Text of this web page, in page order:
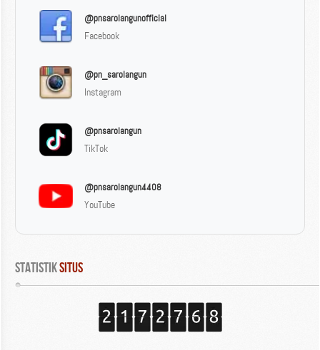
@pnsarolangunofficial
Facebook
@pn_sarolangun
Instagram
@pnsarolangun
TikTok
@pnsarolangun4408
YouTube
Statistik Situs